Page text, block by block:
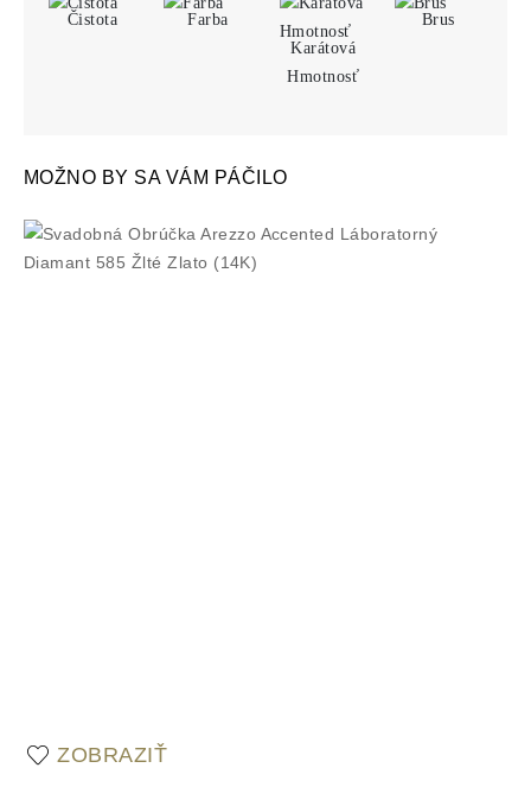
Čistota
Farba
Karátová
Hmotnosť
Brus
MOŽNO BY SA VÁM PÁČILO
ZOBRAZIŤ